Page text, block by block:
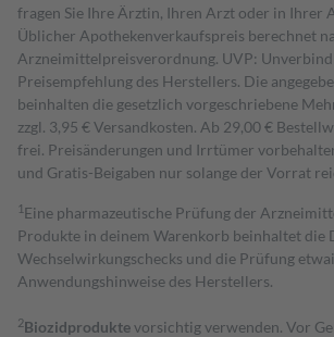
fragen Sie Ihre Ärztin, Ihren Arzt oder in Ihrer
Üblicher Apothekenverkaufspreis berechnet
Arzneimittelpreisverordnung. UVP:
Preisempfehlung des Herstellers. Die
beinhalten die gesetzlich vorgeschriebene
zzgl. 3,95 € Versandkosten. Ab 29,00 €
frei. Preisänderungen und Irrtümer
und Gratis-Beigaben nur solange der Vorrat
1 Eine pharmazeutische Prüfung der
Produkte in deinem Warenkorb beinhaltet die
Wechselwirkungschecks und die Prüfung
Anwendungshinweise des Herstellers.
2Biozidproduktevorsichtig verwenden. Vor